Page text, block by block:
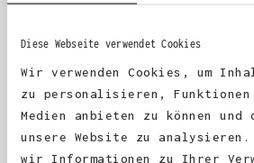
Diese Webseite verwendet Cookies
Wir verwenden Cookies, um
zu personalisieren,
Medien anbieten zu können
unsere Website zu analysieren.
wir Informationen zu Ihrer
KUNDEN
Excellent